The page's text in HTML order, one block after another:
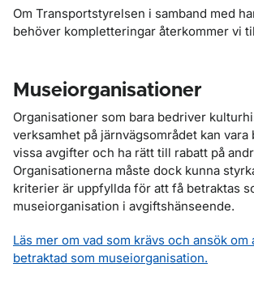
Om Transportstyrelsen i samband med
behöver kompletteringar återkommer vi
Museiorganisationer
Organisationer som bara bedriver
verksamhet på järnvägsområdet kan
vissa avgifter och ha rätt till rabatt på
Organisationerna måste dock kunna
kriterier är uppfyllda för att få betraktas
museiorganisation i avgiftshänseende.
Läs mer om vad som krävs och ansök om
betraktad som museiorganisation.